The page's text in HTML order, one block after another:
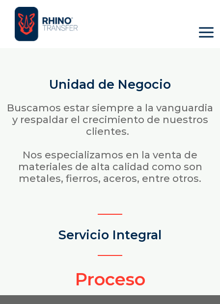
content
Home
Unidad de Negocio
Buscamos estar siempre a la vanguardia
y respaldar el crecimiento de nuestros
clientes.
Nos especializamos en la venta de
materiales de alta calidad como son
metales, fierros, aceros, entre otros.
Servicio Integral
Proceso